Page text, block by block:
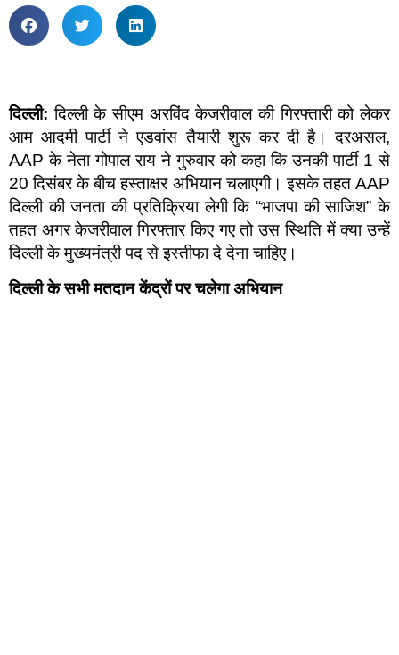
दिल्ली: दिल्ली के सीएम अरविंद केजरीवाल की गिरफ्तारी को लेकर
आम आदमी पार्टी ने एडवांस तैयारी शुरू कर दी है। दरअसल,
AAP के नेता गोपाल राय ने गुरुवार को कहा कि उनकी पार्टी 1 से
20 दिसंबर के बीच हस्ताक्षर अभियान चलाएगी। इसके तहत AAP
दिल्ली की जनता की प्रतिक्रिया लेगी कि “भाजपा की साजिश” के
तहत अगर केजरीवाल गिरफ्तार किए गए तो उस स्थिति में क्या उन्हें
दिल्ली के मुख्यमंत्री पद से इस्तीफा दे देना चाहिए।
दिल्ली के सभी मतदान केंद्रों पर चलेगा अभियान